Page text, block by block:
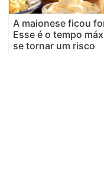
A maionese ficou
Esse é o tempo
se tornar um risco